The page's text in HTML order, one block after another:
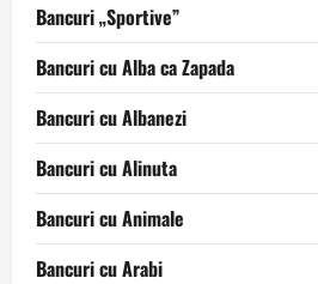
Bancuri „Sportive”
Bancuri cu Alba ca Zapada
Bancuri cu Albanezi
Bancuri cu Alinuta
Bancuri cu Animale
Bancuri cu Arabi